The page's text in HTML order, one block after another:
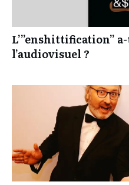
L’”enshittification”
l’audiovisuel ?